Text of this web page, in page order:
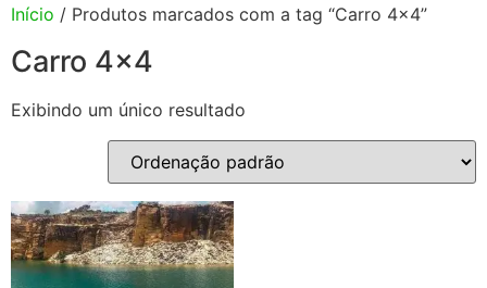
Início / Produtos marcados com a tag “Carro 4x4”
Carro 4x4
Exibindo um único resultado